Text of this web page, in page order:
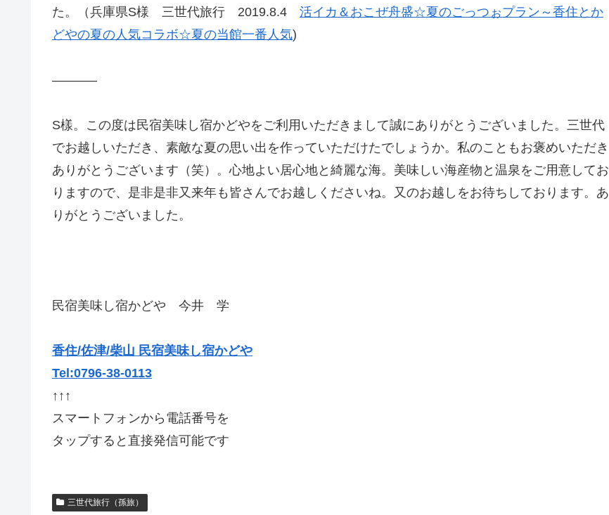
た。（兵庫県S様 三世代旅行 2019.8.4 活イカ＆おこぜ舟盛☆夏のごっつぉプラン～香住とか
どやの夏の人気コラボ☆夏の当館一番人気)
———–
S樣。この度は民宿美味し宿かどやをご利用いただきまして誠にありがとうございました。三世代
でお越しいただき、素敵な夏の思い出を作っていただけたでしょうか。私のこともお褒めいただき
ありがとうございます（笑）。心地よい居心地と綺麗な海。美味しい海産物と温泉をご用意してお
りますので、是非是非又来年も皆さんでお越しくださいね。又のお越しをお待ちしております。あ
りがとうございました。
民宿美味し宿かどや 今井 学
香住/佐津/柴山 民宿美味し宿かどや
Tel:0796-38-0113
↑↑↑
スマートフォンから電話番号を
タップすると直接発信可能です
三世代旅行（孫旅）